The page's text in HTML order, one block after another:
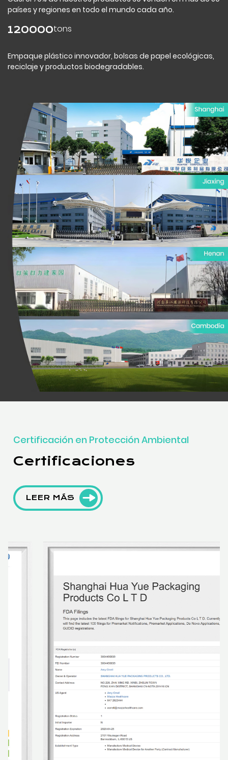
países y regiones en todo el mundo cada año.
120000tons
Empaque plástico innovador, bolsas de papel ecológicas,
reciclaje y productos biodegradables.
Certificación en Protección Ambiental
Certificaciones
LEER MÁS